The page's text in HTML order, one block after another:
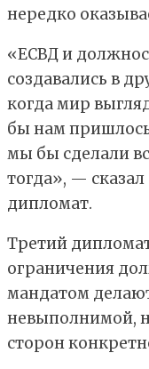
нередко
«ЕСВД и
создавались в
когда мир
бы нам пришлось
мы бы сделали
тогда», —
дипломат.
Третий
ограничения
мандатом
невыполнимой,
сторон